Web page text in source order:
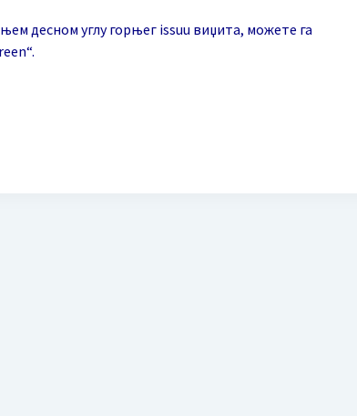
десном углу горњег issuu виџита, можете га